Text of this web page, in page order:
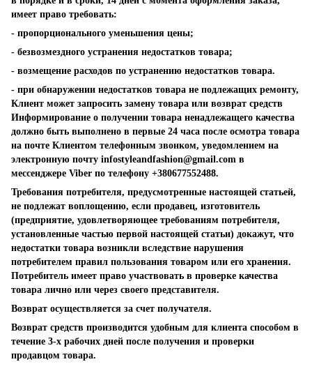
имеет право требовать:
- пропорционального уменьшения цены;
- безвозмездного устранения недостатков товара;
- возмещение расходов по устранению недостатков товара.
- при обнаружении недостатков товара не подлежащих ремонту,
Клиент может запросить замену товара или возврат средств
Информирование о получении товара ненадлежащего качества
должно быть выполнено в первые 24 часа после осмотра товара
на почте Клиентом телефонным звонком, уведомлением на
электронную почту infostyleandfashion@gmail.com в
мессенджере Viber по телефону +380677552488.
Требования потребителя, предусмотренные настоящей статьей,
не подлежат воплощению, если продавец, изготовитель
(предприятие, удовлетворяющее требованиям потребителя,
установленные частью первой настоящей статьи) докажут, что
недостатки товара возникли вследствие нарушения
потребителем правил пользования товаром или его хранения.
Потребитель имеет право участвовать в проверке качества
товара лично или через своего представителя.
Возврат осуществляется за счет получателя.
Возврат средств производится удобным для клиента способом в
течение 3-х рабочих дней после получения и проверки
продавцом товара.